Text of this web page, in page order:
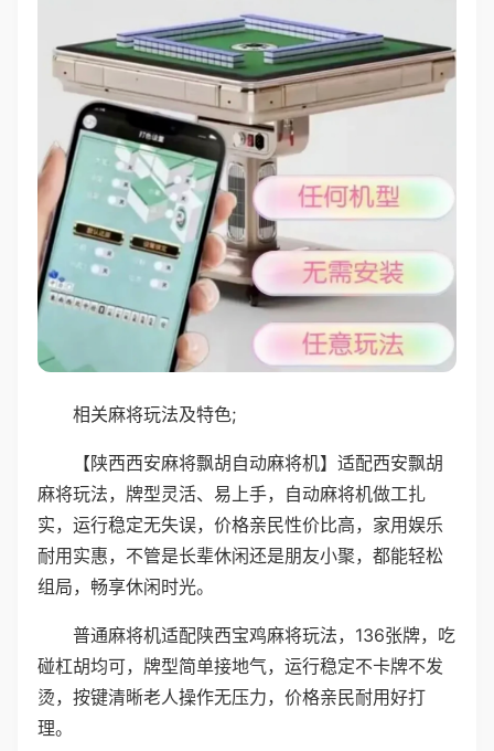
相关麻将玩法及特色;
【陕西西安麻将飘胡自动麻将机】适配西安飘胡
麻将玩法，牌型灵活、易上手，自动麻将机做工扎
实，运行稳定无失误，价格亲民性价比高，家用娱乐
耐用实惠，不管是长辈休闲还是朋友小聚，都能轻松
组局，畅享休闲时光。
普通麻将机适配陕西宝鸡麻将玩法，136张牌，吃
碰杠胡均可，牌型简单接地气，运行稳定不卡牌不发
烫，按键清晰老人操作无压力，价格亲民耐用好打
理。